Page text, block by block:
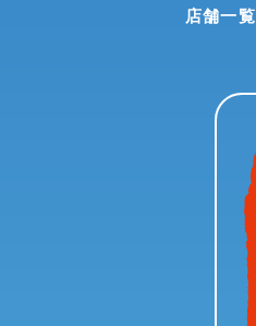
店舗一覧